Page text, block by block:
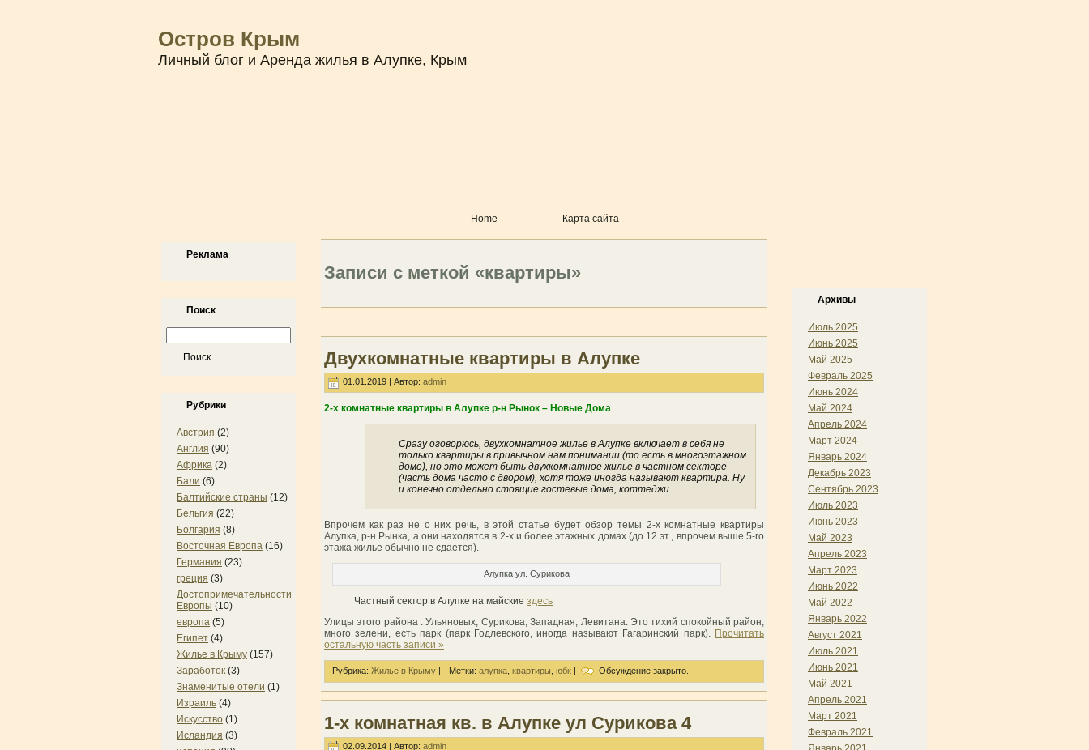
Остров Крым
Личный блог и Аренда жилья в Алупке, Крым
Home Карта сайта
Реклама
Поиск
Рубрики
Австрия (2)
Англия (90)
Африка (2)
Бали (6)
Балтийские страны (12)
Бельгия (22)
Болгария (8)
Восточная Европа (16)
Германия (23)
греция (3)
Достопримечательности
Европы (10)
европа (5)
Египет (4)
Жилье в Крыму (157)
Заработок (3)
Знаменитые отели (1)
Израиль (4)
Искусство (1)
Исландия (3)
Записи с меткой «квартиры»
Двухкомнатные квартиры в Алупке
01.01.2019 | Автор: admin
2-х комнатные квартиры в Алупке р-н Рынок – Новые Дома
Сразу оговорюсь, двухкомнатное жилье в Алупке включает в себя не
только квартиры в привычном нам понимании (то есть в многоэтажном
доме), но это может быть двухкомнатное жилье в частном секторе
(часть дома часто с двором), хотя тоже иногда называют квартира. Ну
и конечно отдельно стоящие гостевые дома, коттеджи.
Впрочем как раз не о них речь, в этой статье будет обзор темы 2-х комнатные квартиры
Алупка, р-н Рынка, а они находятся в 2-х и более этажных домах (до 12 эт., впрочем выше 5-го
этажа жилье обычно не сдается).
Алупка ул. Сурикова
Частный сектор в Алупке на майские здесь
Улицы этого района : Ульяновых, Сурикова, Западная, Левитана. Это тихий спокойный район,
много зелени, есть парк (парк Годлевского, иногда называют Гагаринский парк). Прочитать
остальную часть записи »
Рубрика: Жилье в Крыму | Метки: алупка квартиры юбк | Обсуждение закрыто.
1-х комнатная кв. в Алупке ул Сурикова 4
02.09.2014 | Автор: admin
Архивы
Июль 2025
Июнь 2025
Май 2025
Февраль 2025
Июнь 2024
Май 2024
Апрель 2024
Март 2024
Январь 2024
Декабрь 2023
Сентябрь 2023
Июль 2023
Июнь 2023
Май 2023
Апрель 2023
Март 2023
Июнь 2022
Май 2022
Январь 2022
Август 2021
Июль 2021
Июнь 2021
Май 2021
Апрель 2021
Март 2021
Февраль 2021